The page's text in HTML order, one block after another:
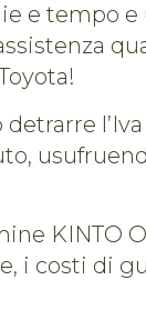
e tempo e
KINTO
i costi di